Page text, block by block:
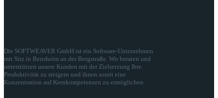
Die SOFTWEAVER GmbH ist ein Software-Unternehmen
mit Sitz in Bensheim an der Bergstraße. Wir beraten und
unterstützen unsere Kunden mit der Zielsetzung Ihre
Produktivität zu steigern und ihnen somit eine
Konzentration auf Kernkompetenzen zu ermöglichen.